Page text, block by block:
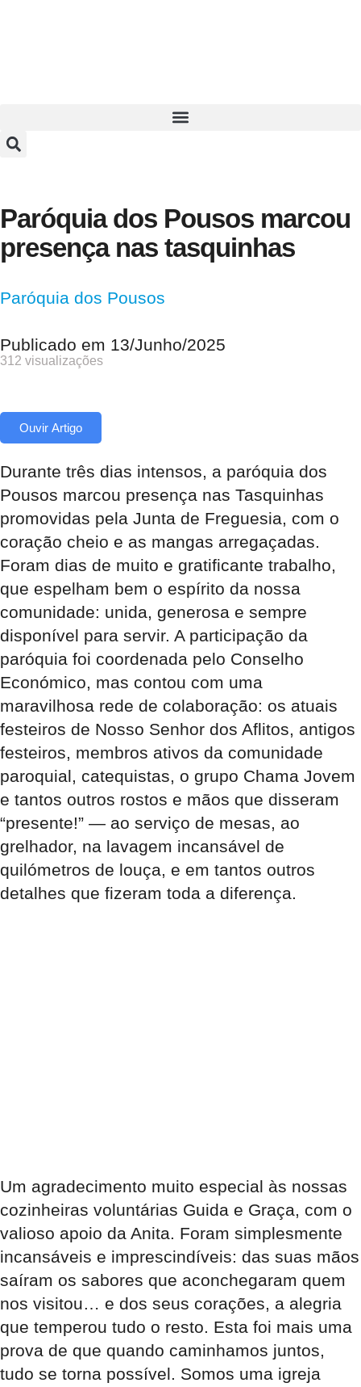
Paróquia dos Pousos marcou
presença nas tasquinhas
Paróquia dos Pousos
Publicado em 13/Junho/2025
312 visualizações
Ouvir Artigo
Durante três dias intensos, a paróquia dos
Pousos marcou presença nas Tasquinhas
promovidas pela Junta de Freguesia, com o
coração cheio e as mangas arregaçadas.
Foram dias de muito e gratificante trabalho,
que espelham bem o espírito da nossa
comunidade: unida, generosa e sempre
disponível para servir. A participação da
paróquia foi coordenada pelo Conselho
Económico, mas contou com uma
maravilhosa rede de colaboração: os atuais
festeiros de Nosso Senhor dos Aflitos, antigos
festeiros, membros ativos da comunidade
paroquial, catequistas, o grupo Chama Jovem
e tantos outros rostos e mãos que disseram
“presente!” — ao serviço de mesas, ao
grelhador, na lavagem incansável de
quilómetros de louça, e em tantos outros
detalhes que fizeram toda a diferença.
Um agradecimento muito especial às nossas
cozinheiras voluntárias Guida e Graça, com o
valioso apoio da Anita. Foram simplesmente
incansáveis e imprescindíveis: das suas mãos
saíram os sabores que aconchegaram quem
nos visitou… e dos seus corações, a alegria
que temperou tudo o resto. Esta foi mais uma
prova de que quando caminhamos juntos,
tudo se torna possível. Somos uma igreja